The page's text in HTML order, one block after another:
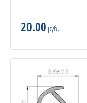
20.00 руб.